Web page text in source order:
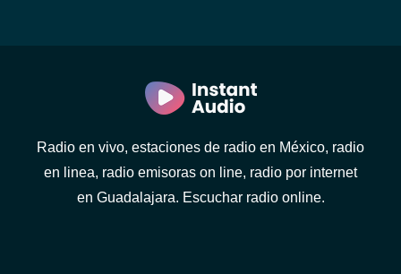
Radio en vivo, estaciones de radio en México, radio
en linea, radio emisoras on line, radio por internet
en Guadalajara. Escuchar radio online.